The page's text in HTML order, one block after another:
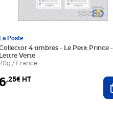
panier
Poste
4 timbres - Le Petit Prince -
Lettre Verte
/ France
6,25€ HT